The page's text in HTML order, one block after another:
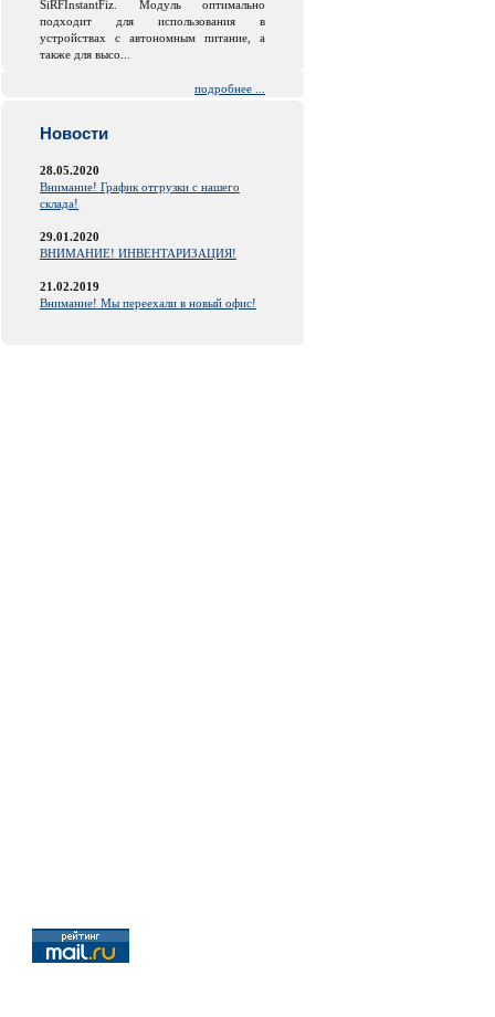
SiRFInstantFiz. Модуль оптимально
подходит для использования в
устройствах с автономным питание, а
также для высо...
подробнее ...
Новости
28.05.2020
Внимание! График отгрузки с нашего
склада!
29.01.2020
ВНИМАНИЕ! ИНВЕНТАРИЗАЦИЯ!
21.02.2019
Внимание! Мы переехали в новый офис!